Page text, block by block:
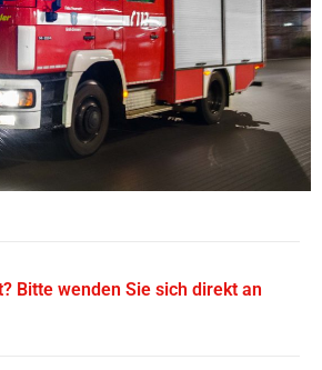
Bitte wenden Sie sich direkt an